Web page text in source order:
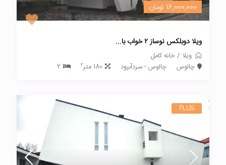
16,000,000 تومان
ویلا دوبلکس نوساز ۲ خواب با...
ویلا /خانه کامل
چالوس
چالوس - سردآبرود 180 متر 2
2
PLUS